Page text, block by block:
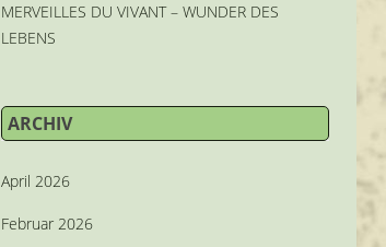
MERVEILLES DU VIVANT – WUNDER DES
LEBENS
ARCHIV
April 2026
Februar 2026